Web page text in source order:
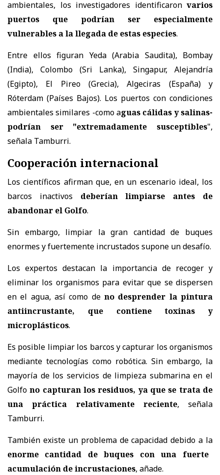
ambientales, los investigadores identificaronvarios
puertos que podrían ser especialmente
vulnerables a la llegada de estas especies.
Entre ellos figuran Yeda (Arabia Saudita), Bombay
(India), Colombo (Sri Lanka), Singapur, Alejandría
(Egipto), El Pireo (Grecia), Algeciras (España) y
Róterdam (Países Bajos). Los puertos con condiciones
ambientales similares -como aguas cálidas y salinas-
podrían ser "extremadamente susceptibles",
señala Tamburri.
Cooperación internacional
Los científicos afirman que, en un escenario ideal, los
barcos inactivos deberían limpiarse antes de
abandonar el Golfo.
Sin embargo, limpiar la gran cantidad de buques
enormes y fuertemente incrustados supone un desafío.
Los expertos destacan la importancia de recoger y
eliminar los organismos para evitar que se dispersen
en el agua, así como de no desprender la pintura
antiincrustante, que contiene toxinas y
microplásticos.
Es posible limpiar los barcos y capturar los organismos
mediante tecnologías como robótica. Sin embargo, la
mayoría de los servicios de limpieza submarina en el
Golfono capturan los residuos, ya que se trata de
una práctica relativamente reciente, señala
Tamburri.
También existe un problema de capacidad debido a la
enorme cantidad de buques con una fuerte
acumulación de incrustaciones, añade.